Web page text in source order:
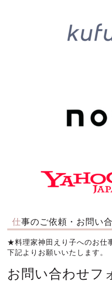
仕事のご依頼・お問い
★料理家神田えり子へのお仕
下記よりお願いいたします。
お問い合わせフ